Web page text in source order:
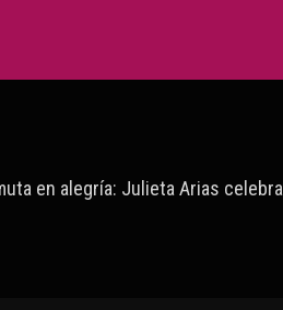
en alegría: Julieta Arias